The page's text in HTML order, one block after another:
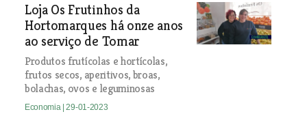
Loja Os Frutinhos da
Hortomarques há onze anos
ao serviço de Tomar
Produtos frutícolas e hortícolas,
frutos secos, aperitivos, broas,
bolachas, ovos e leguminosas
Economia | 29-01-2023